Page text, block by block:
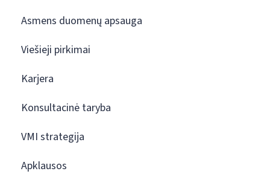
Asmens duomenų apsauga
Viešieji pirkimai
Karjera
Konsultacinė taryba
VMI strategija
Apklausos